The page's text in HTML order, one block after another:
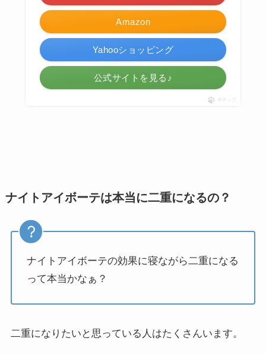
Amazon
Yahooショッピング
公式サイトを見る♪
ポチップ
ナイトアイボーテは本当に二重になるの？
ナイトアイボーテの効果に寝ながら二重になる
って本当かなぁ？
二重になりたいと思っている人はたくさんいます。